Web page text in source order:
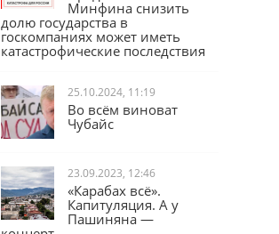
Юрий Афонин:
Предложение
Минфина снизить
долю государства в
катастрофические последствия
25.10.2024, 11:19
23.09.2023, 12:46
«Карабах всё».